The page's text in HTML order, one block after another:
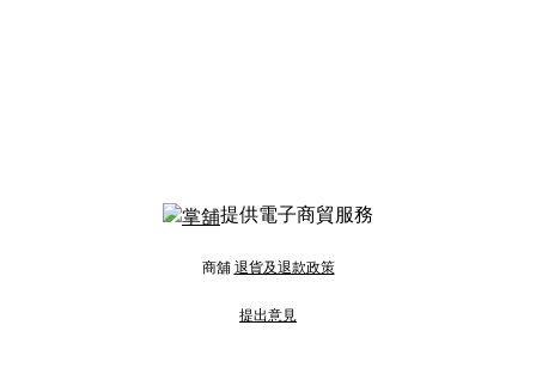
提供電子商貿服務
商舖 退貨及退款政策
提出意見